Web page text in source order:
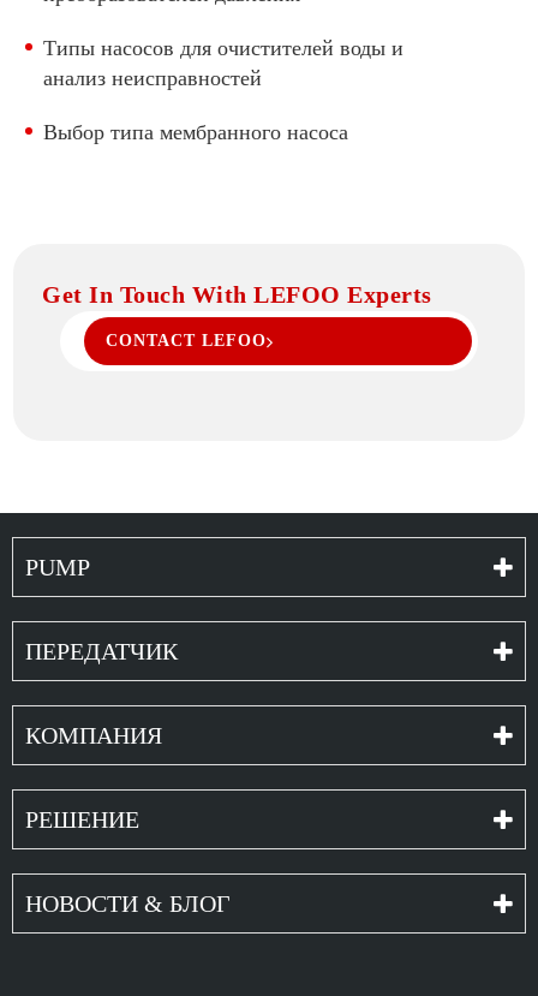
Клапан Соленоида Воды
Типы насосов для очистителей воды и
анализ неисправностей
Выбор типа мембранного насоса
Get In Touch With LEFOO Experts
CONTACT LEFOO
PUMP
ПЕРЕДАТЧИК
КОМПАНИЯ
РЕШЕНИЕ
НОВОСТИ & БЛОГ